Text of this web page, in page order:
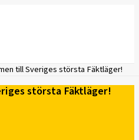
till Sveriges största Fäktläger!
största Fäktläger!